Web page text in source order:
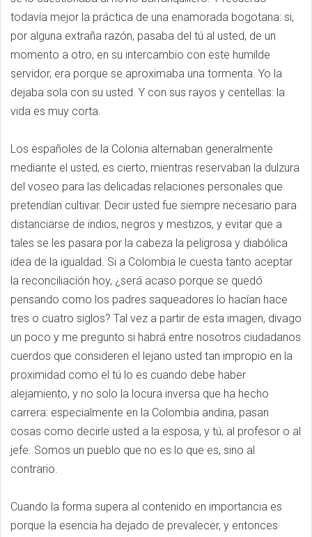
todavía mejor la práctica de una enamorada bogotana: si,
por alguna extraña razón, pasaba del tú al usted, de un
momento a otro, en su intercambio con este humilde
servidor, era porque se aproximaba una tormenta. Yo la
dejaba sola con su usted. Y con sus rayos y centellas: la
vida es muy corta.
Los españoles de la Colonia alternaban generalmente
mediante el usted, es cierto, mientras reservaban la dulzura
del voseo para las delicadas relaciones personales que
pretendían cultivar. Decir usted fue siempre necesario para
distanciarse de indios, negros y mestizos, y evitar que a
tales se les pasara por la cabeza la peligrosa y diabólica
idea de la igualdad. Si a Colombia le cuesta tanto aceptar
la reconciliación hoy, ¿será acaso porque se quedó
pensando como los padres saqueadores lo hacían hace
tres o cuatro siglos? Tal vez a partir de esta imagen, divago
un poco y me pregunto si habrá entre nosotros ciudadanos
cuerdos que consideren el lejano usted tan impropio en la
proximidad como el tú lo es cuando debe haber
alejamiento, y no solo la locura inversa que ha hecho
carrera: especialmente en la Colombia andina, pasan
cosas como decirle usted a la esposa, y tú, al profesor o al
jefe. Somos un pueblo que no es lo que es, sino al
contrario.
Cuando la forma supera al contenido en importancia es
porque la esencia ha dejado de prevalecer, y entonces